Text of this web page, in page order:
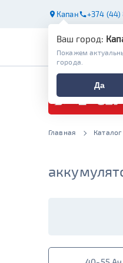
Капан +374
Главная Каталог
Ваш город:
Покажем
города.
Да